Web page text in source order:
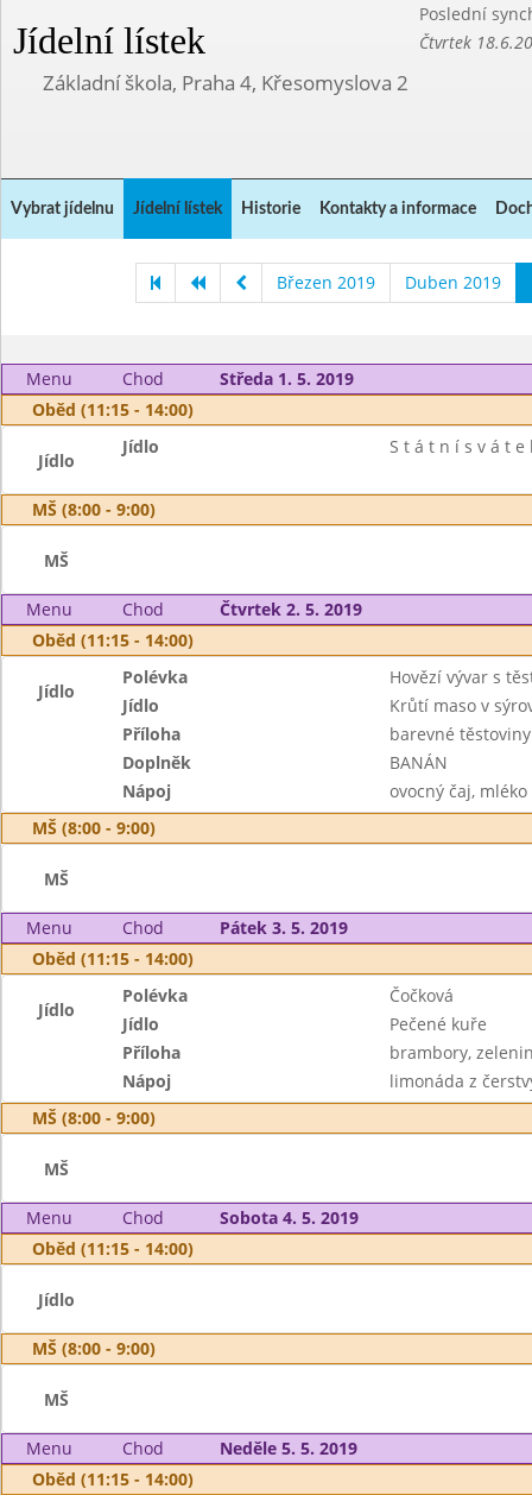
Jídelní lístek
Poslední
Čtvrtek
Základní škola, Praha 4, Křesomyslova 2
Vybrat jídelnu Jídelní lístek Historie Kontakty a informace
Březen 2019 Duben 2019
Menu Chod
Středa 1. 5. 2019
Oběd (11:15 - 14:00)
Jídlo
Jídlo S t á t n í s v á t e
MŠ (8:00 - 9:00)
MŠ
Menu Chod
Čtvrtek 2. 5. 2019
Oběd (11:15 - 14:00)
Jídlo
Polévka
Hovězí vývar s
Jídlo
Krůtí maso v
Příloha
barevné těstoviny
Doplněk
BANÁN
Nápoj
ovocný čaj, mléko
MŠ (8:00 - 9:00)
MŠ
Menu Chod
Pátek 3. 5. 2019
Oběd (11:15 - 14:00)
Jídlo
Polévka
Čočková
Jídlo
Pečené kuře
Příloha
brambory,
Nápoj
limonáda z
MŠ (8:00 - 9:00)
MŠ
Menu Chod
Sobota 4. 5. 2019
Oběd (11:15 - 14:00)
Jídlo
MŠ (8:00 - 9:00)
MŠ
Menu Chod
Neděle 5. 5. 2019
Oběd (11:15 - 14:00)